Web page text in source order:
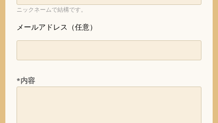
ニックネームで結構です。
メールアドレス（任意）
*内容